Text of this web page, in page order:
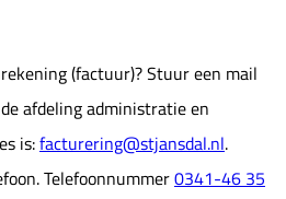
(factuur)? Stuur een mail
afdeling administratie en
is:facturering@stjansdal.nl.
Telefoonnummer0341-46 35